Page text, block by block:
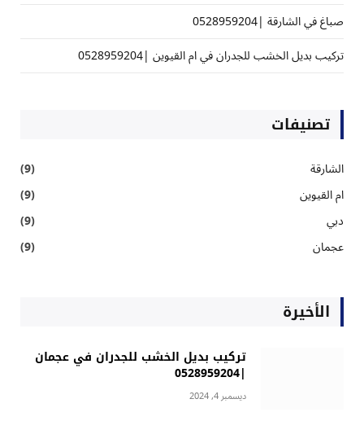
صباغ في الشارقة |0528959204
تركيب بديل الخشب للجدران في ام القيوين |0528959204
تصنيفات
الشارقة
(9)
ام القيوين
(9)
دبي
(9)
عجمان
(9)
الأخيرة
تركيب بديل الخشب للجدران في عجمان
|0528959204
ديسمبر 4, 2024